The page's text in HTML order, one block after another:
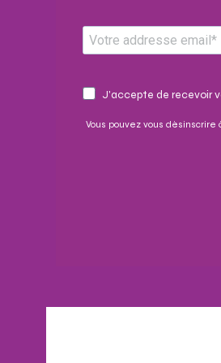
J'accepte de recevoir
Vous pouvez vous